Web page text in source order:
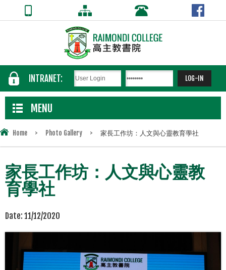
INTRANET:
MENU
Home > Photo Gallery > 家長工作坊：人文與心靈教育學社
家長工作坊：人文與心靈教
育學社
Date: 11/12/2020